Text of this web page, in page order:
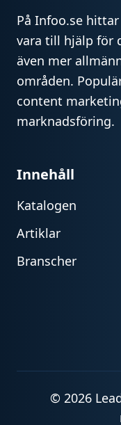
På Infoo.se
vara till hjälp för
även mer
områden.
content
marknadsföring.
Innehåll
Katalogen
Artiklar
Branscher
© 2026